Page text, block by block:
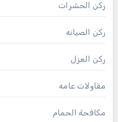
ركن الحشرات
ركن الصيانه
ركن العزل
مقاولات عامه
مكافحة الحمام